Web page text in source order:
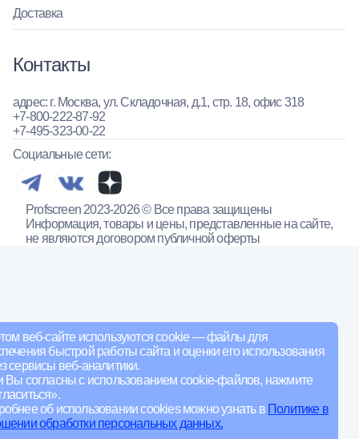
веб-сайте используются cookie — файлы для
быстрой работы сайта и оценки его использования
сервисы веб-аналитики.
Вы согласны с использованием cookie-файлов, нажмите
об использовании cookies можно узнать в Политике в
обработки персональных данных.
Доставка
Контакты
адрес: г. Москва, ул. Складочная, д.1, стр. 18, офис 318
+7-800-222-87-92
+7-495-323-00-22
Социальные сети:
Profscreen 2023-2026 © Все права защищены
Информация, товары и цены, представленные на сайте,
не являются договором публичной оферты